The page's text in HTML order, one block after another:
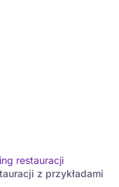
restauracji
z przykładami